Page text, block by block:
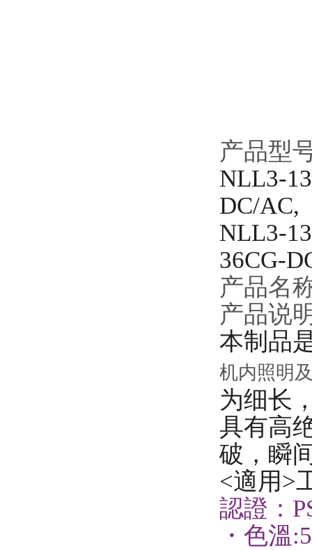
产品型
NLL3-
DC/AC
NLL3-
36CG-
产品名
产品说
本制品
机内照明
为细长
具有高
破，瞬
<適用>
認證：
・色溫